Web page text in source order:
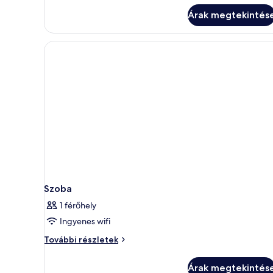
Árak
Szoba
1 férőhely
Ingyenes wifi
További részletek
Szoba
Árak